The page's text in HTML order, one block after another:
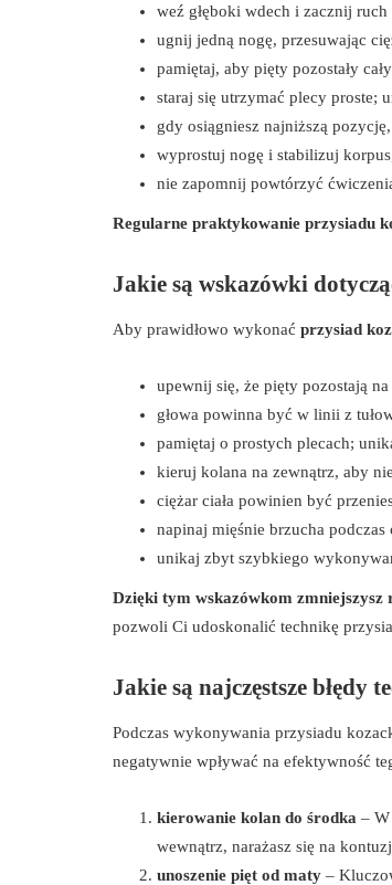
weź głęboki wdech i zacznij ruch
ugnij jedną nogę, przesuwając
pamiętaj, aby pięty pozostały
staraj się utrzymać plecy proste;
gdy osiągniesz najniższą
wyprostuj nogę i stabilizuj
nie zapomnij powtórzyć
Regularne praktykowanie przysiadu
Jakie są wskazówki
Aby prawidłowo wykonać przysiad
upewnij się, że pięty pozostają na
głowa powinna być w linii z
pamiętaj o prostych plecach;
kieruj kolana na zewnątrz, aby
ciężar ciała powinien być
napinaj mięśnie brzucha
unikaj zbyt szybkiego
Dzięki tym wskazówkom zmniejszysz
pozwoli Ci udoskonalić technikę
Jakie są najczęstsze błędy
Podczas wykonywania przysiadu
negatywnie wpływać na efektywność
kierowanie kolan do środka –
wewnątrz, narażasz się na
unoszenie pięt od maty –